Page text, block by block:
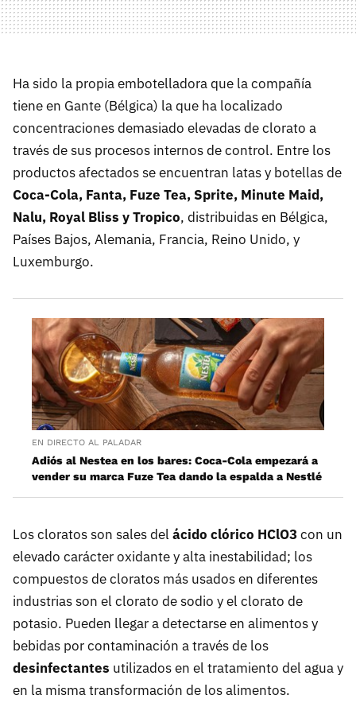
Ha sido la propia embotelladora que la compañía
tiene en Gante (Bélgica) la que ha localizado
concentraciones demasiado elevadas de clorato a
través de sus procesos internos de control. Entre los
productos afectados se encuentran latas y botellas de
Coca-Cola, Fanta, Fuze Tea, Sprite, Minute Maid,
Nalu, Royal Bliss y Tropico, distribuidas en Bélgica,
Países Bajos, Alemania, Francia, Reino Unido, y
Luxemburgo.
EN DIRECTO AL PALADAR
Adiós al Nestea en los bares: Coca-Cola empezará a
vender su marca Fuze Tea dando la espalda a Nestlé
Los cloratos son sales del ácido clórico HClO3con un
elevado carácter oxidante y alta inestabilidad; los
compuestos de cloratos más usados en diferentes
industrias son el clorato de sodio y el clorato de
potasio. Pueden llegar a detectarse en alimentos y
bebidas por contaminación a través de los
desinfectantes utilizados en el tratamiento del agua y
en la misma transformación de los alimentos.